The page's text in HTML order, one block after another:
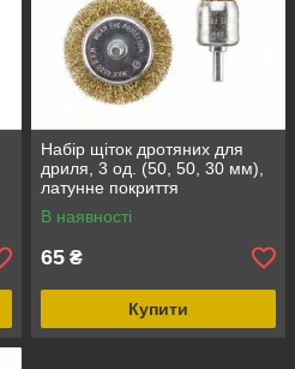
Набір щіток дротяних для
дриля, 3 од. (50, 50, 30 мм),
латунне покриття
INTERTOOL BT-0302
В наявності
65 ₴
Купити